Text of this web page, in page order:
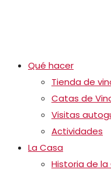
Qué hacer
Tienda de
Catas de
Visitas
Actividades
La Casa
Historia de la